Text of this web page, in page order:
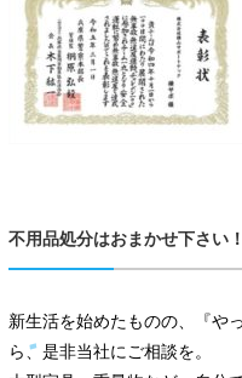
不用品処分はおまかせ下さい
新生活を始めたものの、『や
ら、是非当社にご相談を。